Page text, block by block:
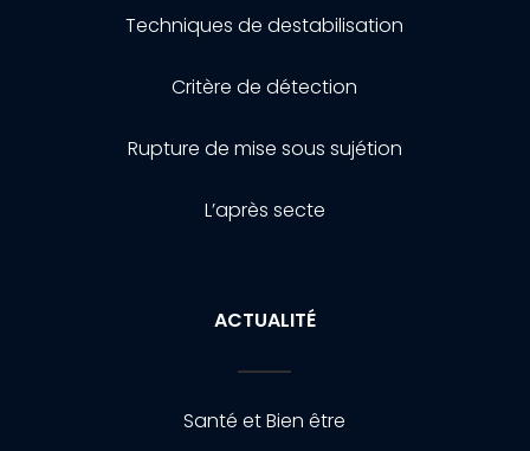
Techniques de destabilisation
Critère de détection
Rupture de mise sous sujétion
L’après secte
ACTUALITÉ
Santé et Bien être